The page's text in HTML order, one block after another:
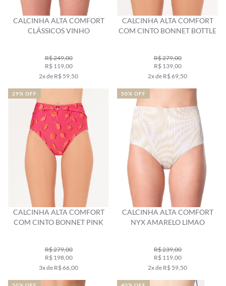
CALCINHA ALTA COMFORT
CLÁSSICOS VINHO
R$ 249,00
R$ 119,00
2x de R$ 59,50
CALCINHA ALTA COMFORT
COM CINTO BONNET BOTTLE
R$ 279,00
R$ 139,00
2x de R$ 69,50
CALCINHA ALTA COMFORT
COM CINTO BONNET PINK
R$ 279,00
R$ 198,00
3x de R$ 66,00
29% OFF
CALCINHA ALTA COMFORT
NYX AMARELO LIMAO
R$ 239,00
R$ 119,00
2x de R$ 59,50
50% OFF